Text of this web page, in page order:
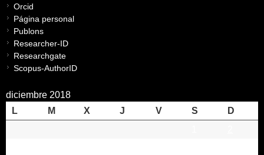
Orcid
Página personal
Publons
Researcher-ID
Researchgate
Scopus-AuthorID
diciembre 2018
L
M X J V S
D